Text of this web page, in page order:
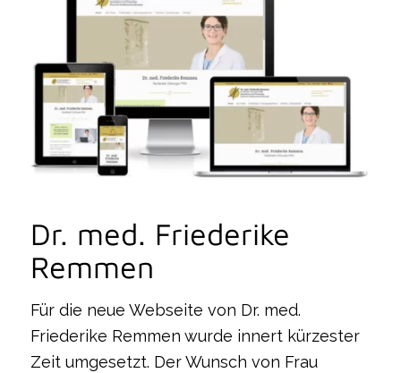
Dr. med. Friederike
Remmen
Für die neue Webseite von Dr. med.
Friederike Remmen wurde innert kürzester
Zeit umgesetzt. Der Wunsch von Frau